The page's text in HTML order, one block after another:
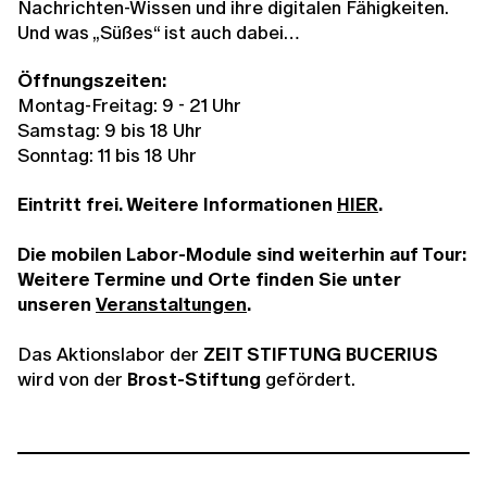
Nachrichten-Wissen und ihre digitalen Fähigkeiten.
Und was „Süßes“ ist auch dabei…
Öffnungszeiten:
Montag-Freitag: 9 - 21 Uhr
Samstag: 9 bis 18 Uhr
Sonntag: 11 bis 18 Uhr
Eintritt frei. Weitere Informationen HIER.
Die mobilen Labor-Module sind weiterhin auf Tour:
Weitere Termine und Orte finden Sie unter
unseren Veranstaltungen.
Das Aktionslabor der ZEIT STIFTUNG BUCERIUS
wird von der Brost-Stiftung gefördert.